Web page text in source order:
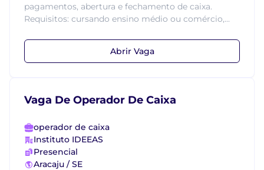
pagamentos, abertura e fechamento de caixa.
Requisitos: cursando ensino médio ou comércio,...
Abrir Vaga
Vaga De Operador De Caixa
operador de caixa
Instituto IDEEAS
Presencial
Aracaju / SE